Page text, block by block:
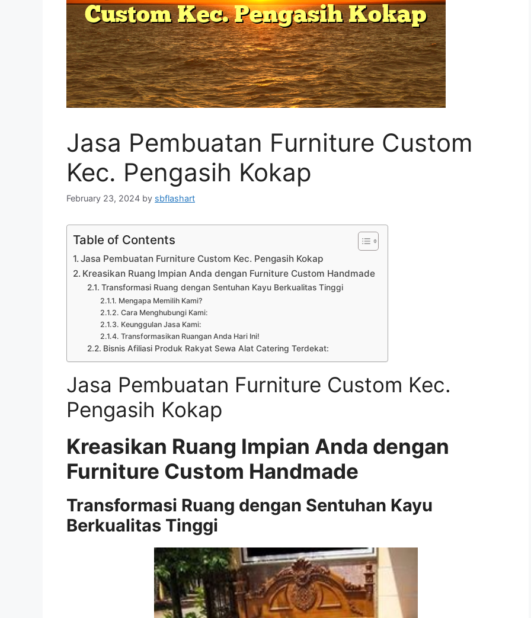
Jasa Pembuatan Furniture Custom
Kec. Pengasih Kokap
February 23, 2024 by sbflashart
Table of Contents
Jasa Pembuatan Furniture Custom Kec. Pengasih Kokap
Kreasikan Ruang Impian Anda dengan Furniture Custom Handmade
Transformasi Ruang dengan Sentuhan Kayu Berkualitas Tinggi
Mengapa Memilih Kami?
Cara Menghubungi Kami:
Keunggulan Jasa Kami:
Transformasikan Ruangan Anda Hari Ini!
Bisnis Afiliasi Produk Rakyat Sewa Alat Catering Terdekat:
Jasa Pembuatan Furniture Custom Kec.
Pengasih Kokap
Kreasikan Ruang Impian Anda dengan
Furniture Custom Handmade
Transformasi Ruang dengan Sentuhan Kayu
Berkualitas Tinggi